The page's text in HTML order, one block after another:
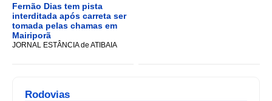
Fernão Dias tem pista
interditada após carreta ser
tomada pelas chamas em
Mairiporã
JORNAL ESTÂNCIA de ATIBAIA
Rodovias